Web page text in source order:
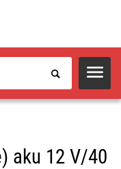
aku 12 V/40